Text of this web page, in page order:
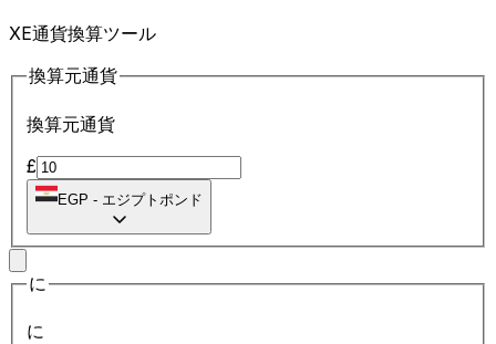
XE通貨換算ツール
換算元通貨
換算元通貨
£
EGP - エジプトポンド
に
に